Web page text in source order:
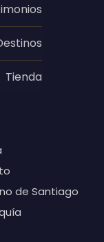
Tienda
de Santiago